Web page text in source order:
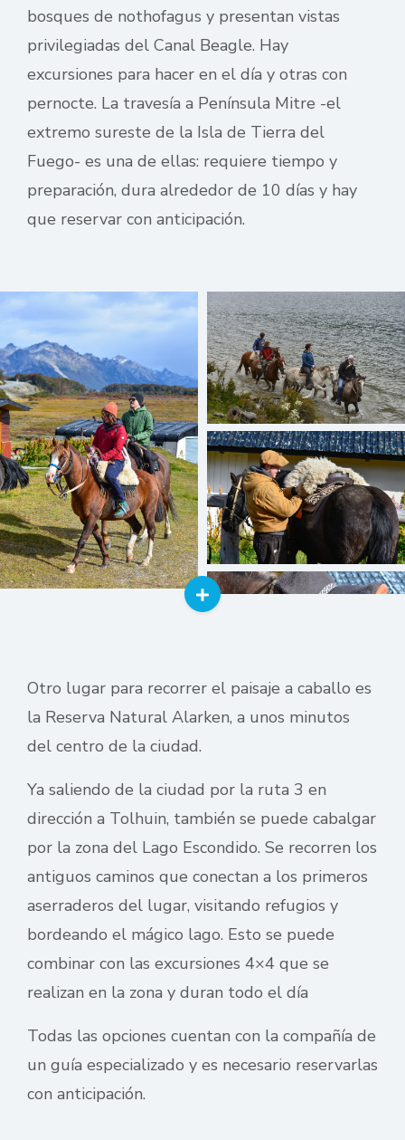
bosques de nothofagus y presentan vistas
privilegiadas del Canal Beagle. Hay
excursiones para hacer en el día y otras con
pernocte. La travesía a Península Mitre -el
extremo sureste de la Isla de Tierra del
Fuego- es una de ellas: requiere tiempo y
preparación, dura alrededor de 10 días y hay
que reservar con anticipación.
Otro lugar para recorrer el paisaje a caballo es
la Reserva Natural Alarken, a unos minutos
del centro de la ciudad.
Ya saliendo de la ciudad por la ruta 3 en
dirección a Tolhuin, también se puede cabalgar
por la zona del Lago Escondido. Se recorren los
antiguos caminos que conectan a los primeros
aserraderos del lugar, visitando refugios y
bordeando el mágico lago. Esto se puede
combinar con las excursiones 4×4 que se
realizan en la zona y duran todo el día
Todas las opciones cuentan con la compañía de
un guía especializado y es necesario reservarlas
con anticipación.